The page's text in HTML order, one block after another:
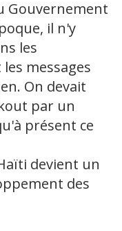
Gouvernement
il n'y
les
messages
On devait
par un
présent ce
devient un
des